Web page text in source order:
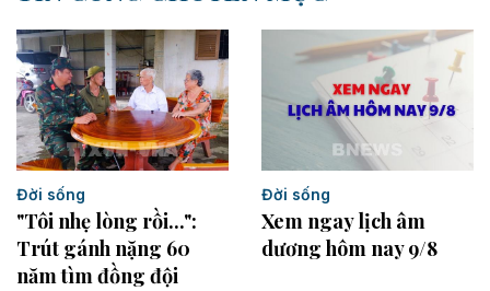
Đời sống
"Tôi nhẹ lòng rồi...":
Trút gánh nặng 60
năm tìm đồng đội
Đời sống
Xem ngay lịch âm
dương hôm nay 9/8